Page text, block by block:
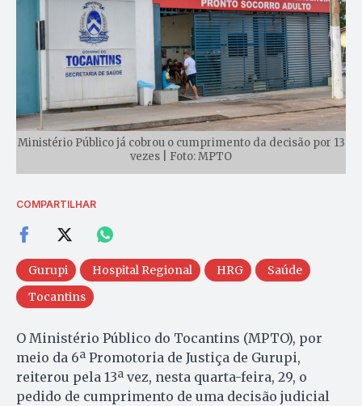
Ministério Público já cobrou o cumprimento da decisão por 13
vezes | Foto: MPTO
COMPARTILHAR
Gurupi Hospital Regional HRG
Saúde
Tocantins
O Ministério Público do Tocantins (MPTO), por
meio da 6ª Promotoria de Justiça de Gurupi,
reiterou pela 13ª vez, nesta quarta-feira, 29, o
pedido de cumprimento de uma decisão judicial